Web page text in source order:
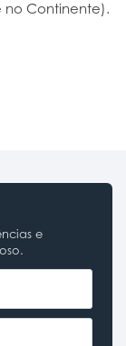
no Continente).
e